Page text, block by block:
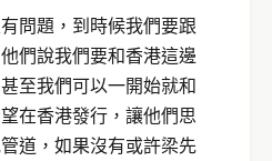
問題，到時候我們要跟
們說我們要和香港這邊
至我們可以一開始就和
在香港發行，讓他們思
道，如果沒有或許梁先